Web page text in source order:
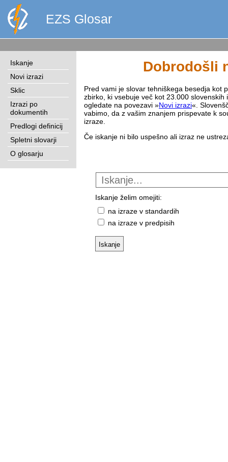
EZS Glosar
Iskanje
Novi izrazi
Sklic
Izrazi po
dokumentih
Predlogi definicij
Spletni slovarji
O glosarju
Dobrodošli
Pred vami je slovar tehniškega besedja kot
zbirko, ki vsebuje več kot 23.000
ogledate na povezavi »Novi izrazi«.
vabimo, da z vašim znanjem prispevate k
izraze.
Če iskanje ni bilo uspešno ali izraz ne
Iskanje želim omejiti:
na izraze v standardih
na izraze v predpisih